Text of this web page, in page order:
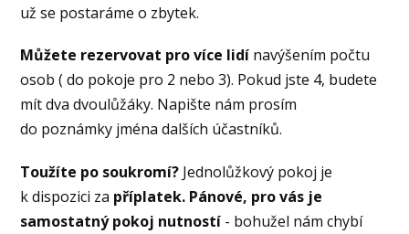
už se postaráme o zbytek.
Můžete rezervovat pro více lidí navýšením počtu
osob ( do pokoje pro 2 nebo 3). Pokud jste 4, budete
mít dva dvoulůžáky. Napište nám prosím
do poznámky jména dalších účastníků.
Toužíte po soukromí? Jednolůžkový pokoj je
k dispozici za příplatek. Pánové, pro vás je
samostatný pokoj nutností - bohužel nám chybí